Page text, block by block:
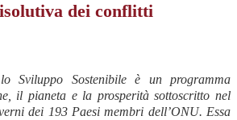
dei conflitti
Sviluppo Sostenibile è un programma
il pianeta e la prosperità sottoscritto nel
dei 193 Paesi membri dell’ONU. Essa